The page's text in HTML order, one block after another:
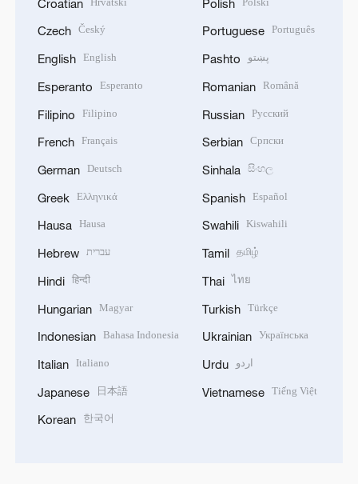
Croatian
Czech Český
English English
Esperanto Esperanto
Filipino Filipino
French Français
German Deutsch
Greek Ελληνικά
Hausa Hausa
Hebrew עברית
Hindi हिन्दी
Hungarian Magyar
Indonesian Bahasa Indonesia
Italian Italiano
Japanese 日本語
Korean 한국어
Polish
Portuguese Português
Pashto پښتو
Romanian Română
Russian Русский
Serbian Српски
Sinhala සිංහල
Spanish Español
Swahili Kiswahili
Tamil தமிழ்
Thai ไทย
Turkish Türkçe
Ukrainian Українська
Urdu اردو
Vietnamese Tiếng Việt